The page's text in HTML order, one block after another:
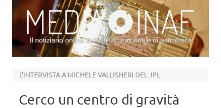
Il notiziario online dell’Istituto nazionale di astrofisica
L’INTERVISTA A MICHELE VALLISNERI DEL JPL
Cerco un centro di gravità